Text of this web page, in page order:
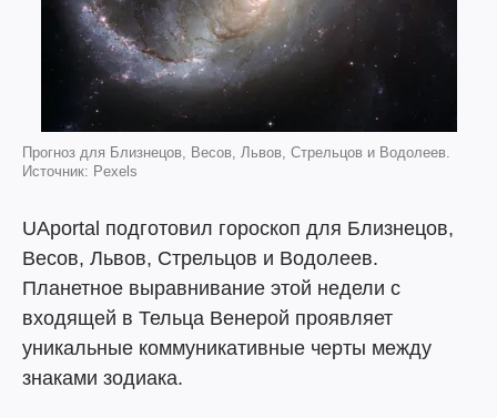
Прогноз для Близнецов, Весов, Львов, Стрельцов и Водолеев.
Источник: Pexels
UAportal подготовил гороскоп для Близнецов,
Весов, Львов, Стрельцов и Водолеев.
Планетное выравнивание этой недели с
входящей в Тельца Венерой проявляет
уникальные коммуникативные черты между
знаками зодиака.